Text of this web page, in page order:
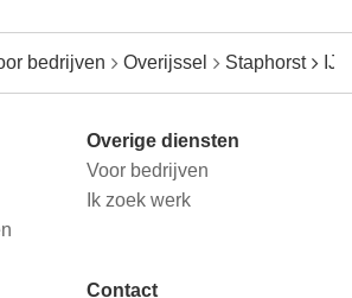
bedrijven Overijssel Staphorst
Overige diensten
Voor bedrijven
Ik zoek werk
Contact